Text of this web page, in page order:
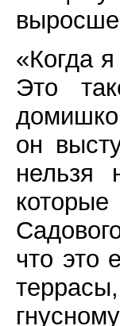
«Когда
Это
он
нельзя
что это